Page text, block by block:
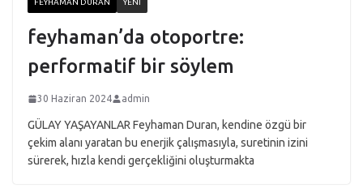
FEYHAMAN DURAN YENI
feyhaman’da otoportre:
performatif bir söylem
30 Haziran 2024 admin
GÜLAY YAŞAYANLAR Feyhaman Duran, kendine özgü bir
çekim alanı yaratan bu enerjik çalışmasıyla, suretinin izini
sürerek, hızla kendi gerçekliğini oluşturmakta